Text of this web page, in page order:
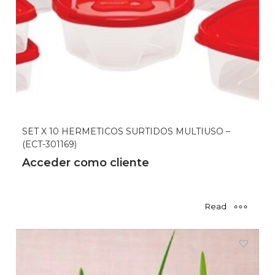
SET X 10 HERMETICOS SURTIDOS MULTIUSO –
(ECT-301169)
Acceder como cliente
Read